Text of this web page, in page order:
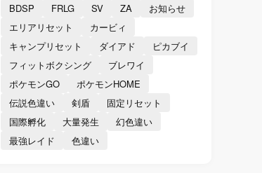
BDSP FRLG SV ZA
お知らせ
エリアリセット
カービィ
キャンプリセット
ダイアド
ピカブイ
フィットボクシング
ブレワイ
ポケモンGO
ポケモンHOME
伝説色違い
剣盾
固定リセット
国際孵化
大量発生
幻色違い
最強レイド
色違い